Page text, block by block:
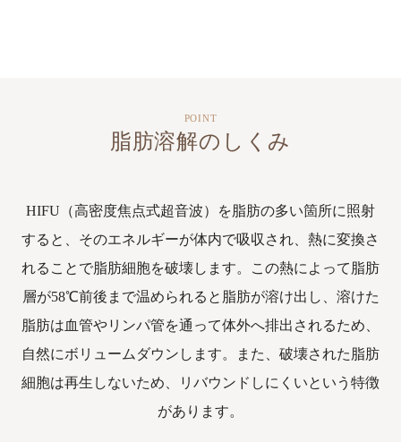
POINT
脂肪溶解のしくみ
HIFU（高密度焦点式超音波）を脂肪の多い箇所に照射
すると、そのエネルギーが体内で吸収され、熱に変換さ
れることで脂肪細胞を破壊します。この熱によって脂肪
層が58℃前後まで温められると脂肪が溶け出し、溶けた
脂肪は血管やリンパ管を通って体外へ排出されるため、
自然にボリュームダウンします。また、破壊された脂肪
細胞は再生しないため、リバウンドしにくいという特徴
があります。